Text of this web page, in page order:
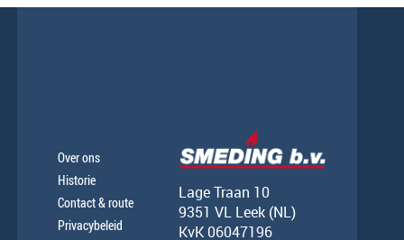
Over ons
Historie
Contact & route
Privacybeleid
Lage Traan 10
9351 VL Leek (NL)
KvK 06047196